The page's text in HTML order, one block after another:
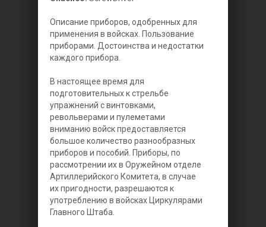
Описание приборов, одобренных для
применения в войсках. Пользование
приборами. Достоинства и недостатки
каждого прибора.
В настоящее время для
подготовительных к стрельбе
упражнений с винтовками,
револьверами и пулеметами
вниманию войск предоставляется
большое количество разнообразных
приборов и пособий. Приборы, по
рассмотрении их в Оружейном отделе
Артиллерийского Комитета, в случае
их пригодности, разрешаются к
употреблению в войсках Циркулярами
Главного Штаба.